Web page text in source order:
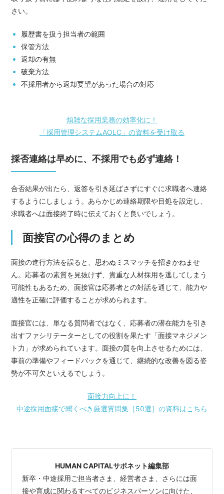
さい。
履歴書を扱う担当者の範囲
保管方法
返却の有無
破棄方法
不採用者から返却要望があった場合の対応
煩雑な採用業務の効率化に！
「採用管理システムAOLC」の資料を受け取る
採否連絡は早めに、不採用でも必ず連絡！
合否結果が出たら、返答を引き延ばさずにすぐに求職者へ連絡
するようにしましょう。あらかじめ連絡期限や目処を設定し、
求職者へは面接終了時に伝えておくと良いでしょう。
面接官の心得のまとめ
面接の進行方法を誤ると、思わぬミスマッチを招きかねませ
ん。応募者の素質を見抜けず、貴重な人材採用を逃してしまう
可能性もあるため、面接官は応募者との対話を通じて、能力や
適性を正確に評価することが求められます。
面接官には、単なる質問者ではなく、応募者の潜在能力を引き
出すファシリテーターとしての役割を果たす「面接マネジメン
ト力」が求められています。面接の質を向上させるためには、
事前の準備やフィードバックを通じて、継続的な改善を図る姿
勢が不可欠といえるでしょう。
面接力向上に！
中途採用面接で聞くべき厳選質問集［50選］の資料はこちら
HUMAN CAPITALサポネット編集部
新卒・中途採用ご担当者さま、経営者さま、さらには面
接や育成に関わるすべてのビジネスパーソンに向けた、